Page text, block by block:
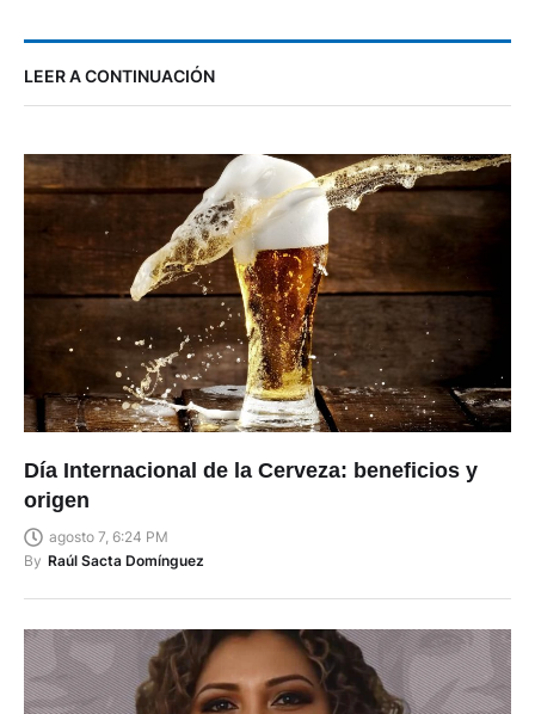
LEER A CONTINUACIÓN
Día Internacional de la Cerveza: beneficios y
origen
agosto 7, 6:24 PM